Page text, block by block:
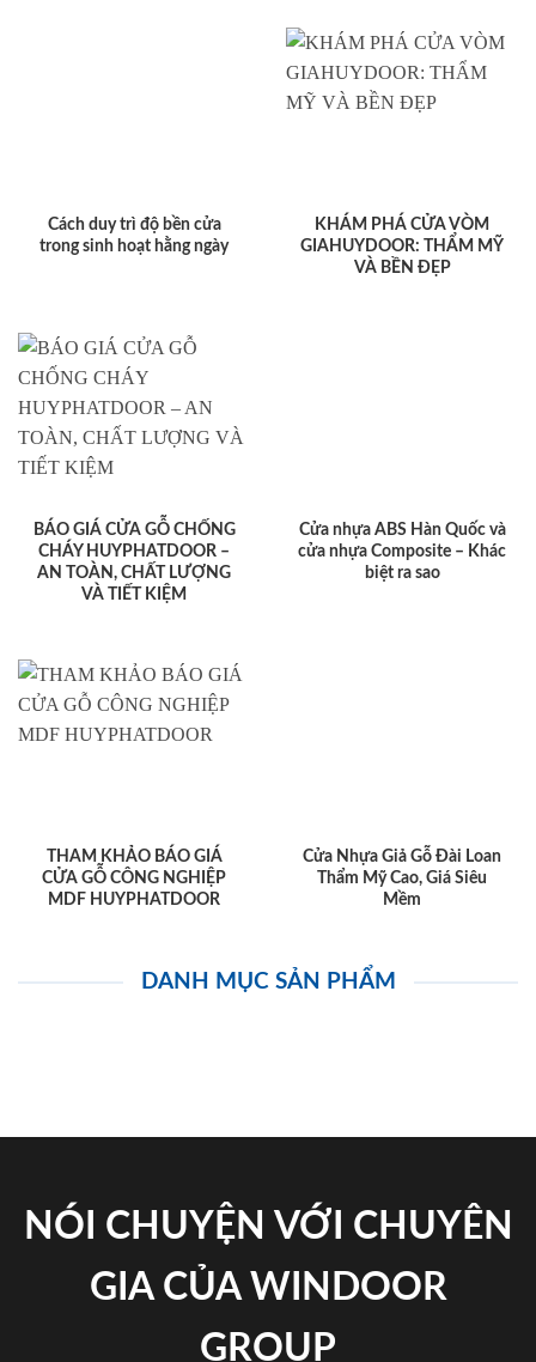
Cách duy trì độ bền cửa
trong sinh hoạt hằng ngày
KHÁM PHÁ CỬA VÒM
GIAHUYDOOR: THẨM MỸ
VÀ BỀN ĐẸP
BÁO GIÁ CỬA GỖ CHỐNG
CHÁY HUYPHATDOOR –
AN TOÀN, CHẤT LƯỢNG
VÀ TIẾT KIỆM
Cửa nhựa ABS Hàn Quốc và
cửa nhựa Composite – Khác
biệt ra sao
THAM KHẢO BÁO GIÁ
CỬA GỖ CÔNG NGHIỆP
MDF HUYPHATDOOR
Cửa Nhựa Giả Gỗ Đài Loan
Thẩm Mỹ Cao, Giá Siêu
Mềm
DANH MỤC SẢN PHẨM
NÓI CHUYỆN VỚI CHUYÊN
GIA CỦA WINDOOR
GROUP